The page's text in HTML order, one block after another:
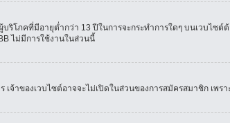
ริโภคที่มีอายุต่ำกว่า 13 ปีในการจะกระทำการใดๆ บนเวบไ
ไม่มีการใช้งานในส่วนนี้
จ้าของเวบไซต์อาจจะไม่เปิดในส่วนของการสมัครสมาชิก เ